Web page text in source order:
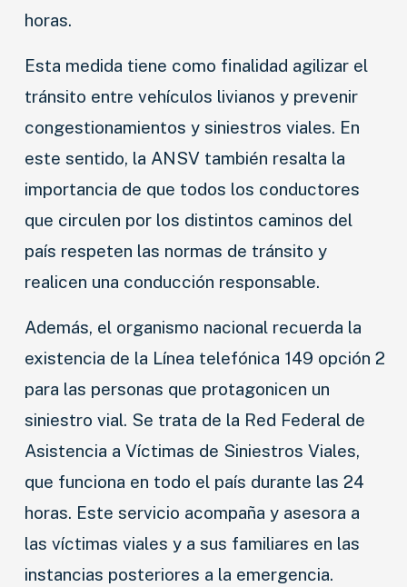
horas.
Esta medida tiene como finalidad agilizar el
tránsito entre vehículos livianos y prevenir
congestionamientos y siniestros viales. En
este sentido, la ANSV también resalta la
importancia de que todos los conductores
que circulen por los distintos caminos del
país respeten las normas de tránsito y
realicen una conducción responsable.
Además, el organismo nacional recuerda la
existencia de la Línea telefónica 149 opción 2
para las personas que protagonicen un
siniestro vial. Se trata de la Red Federal de
Asistencia a Víctimas de Siniestros Viales,
que funciona en todo el país durante las 24
horas. Este servicio acompaña y asesora a
las víctimas viales y a sus familiares en las
instancias posteriores a la emergencia.